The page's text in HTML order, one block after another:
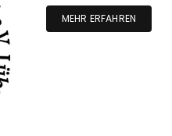
MEHR ERFAHREN